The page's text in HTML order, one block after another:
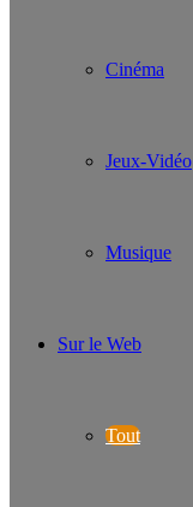
Cinéma
Jeux-Vidéo
Musique
Sur le Web
Tout